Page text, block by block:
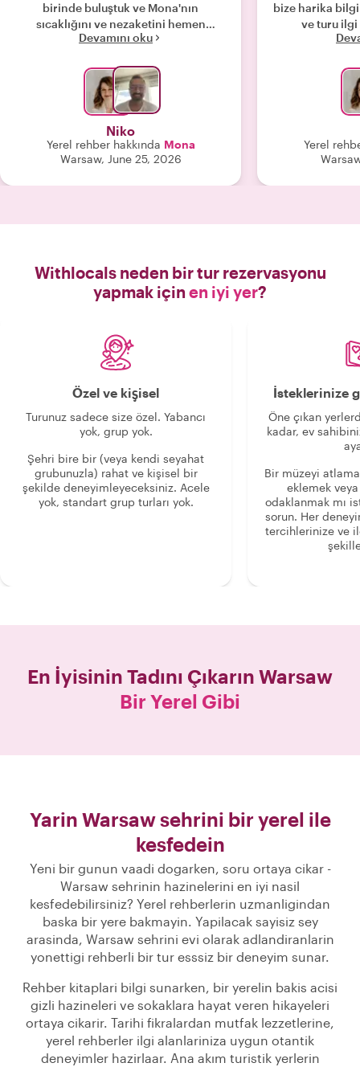
birinde buluştuk ve Mona'nın
sıcaklığını ve nezaketini hemen
hissettim. Bu inanılmaz şehrin tarihi,
başlangıçları, mücadeleleri ve
zorlukları, iyimserliği hakkında bilgi
dolu, kibar, mutlu, nazik bir kadın...
Tarihe ikimiz de tutkuyla bağlıyız, bu
yüzden Varşova'da yürürken onu
dinledim, dinledim ve konuştuk,
bir yürüyüş turu düzenlemede esnektir,
insan... Bu turu asla unutmayacağım,
TEŞEKKÜRLER ve Yunanistan'da
görüşmek üzere😘"
Devamını oku
Niko
Yerel rehber hakkında Mona
Warsaw, June 25, 2026
bize harika
ve turu ilgi
kişiselleştirdi.
bulundu.
herkese
Yerel
Withlocals neden bir tur rezervasyonu
yapmak için en iyi yer?
Özel ve kişisel
Turunuz sadece size özel. Yabancı
yok, grup yok.
Şehri bire bir (veya kendi seyahat
grubunuzla) rahat ve kişisel bir
şekilde deneyimleyeceksiniz. Acele
yok, standart grup turları yok.
İsteklerinize
Öne çıkan
kadar, ev
Bir müzeyi
eklemek
odaklanmak mı
sorun. Her
tercihlerinize ve
En İyisinin Tadını Çıkarın Warsaw
Bir Yerel Gibi
Yarin Warsaw sehrini bir yerel ile
kesfedein
Yeni bir gunun vaadi dogarken, soru ortaya cikar -
Warsaw sehrinin hazinelerini en iyi nasil
kesfedebilirsiniz? Yerel rehberlerin uzmanligindan
baska bir yere bakmayin. Yapilacak sayisiz sey
arasinda, Warsaw sehrini evi olarak adlandiranlarin
yonettigi rehberli bir tur esssiz bir deneyim sunar.
Rehber kitaplari bilgi sunarken, bir yerelin bakis acisi
gizli hazineleri ve sokaklara hayat veren hikayeleri
ortaya cikarir. Tarihi fikralardan mutfak lezzetlerine,
yerel rehberler ilgi alanlariniza uygun otantik
deneyimler hazirlaar. Ana akım turistik yerlerin